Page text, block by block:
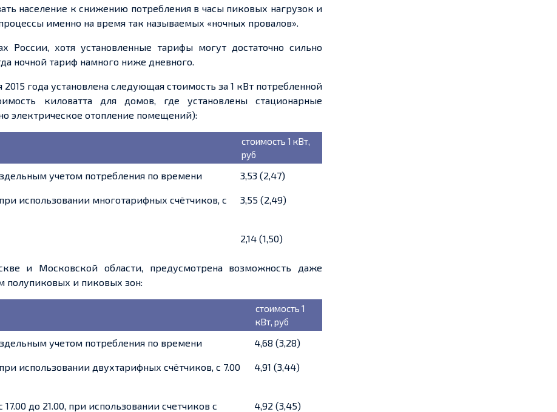
население к снижению потребления в часы пиковых нагрузок и
именно на время так называемых «ночных провалов».
России, хотя установленные тарифы могут достаточно сильно
ночной тариф намного ниже дневного.
года установлена следующая стоимость за 1 кВт потребленной
киловатта для домов, где установлены стационарные
электрическое отопление помещений):
стоимость 1 кВт,
руб
учетом потребления по времени 3,53 (2,47)
использовании многотарифных счётчиков, с
3,55 (2,49)
2,14 (1,50)
и Московской области, предусмотрена возможность даже
полупиковых и пиковых зон:
стоимость 1
кВт, руб
учетом потребления по времени 4,68 (3,28)
использовании двухтарифных счётчиков, с 7.00
4,91 (3,44)
до 21.00, при использовании счетчиков с
4,92 (3,45)